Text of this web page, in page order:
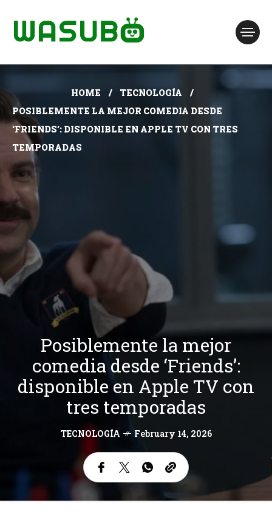
HOME
TECNOLOGÍA
POSIBLEMENTE LA MEJOR COMEDIA DESDE
‘FRIENDS’: DISPONIBLE EN APPLE TV CON TRES
TEMPORADAS
Posiblemente la mejor
comedia desde ‘Friends’:
disponible en Apple TV con
tres temporadas
TECNOLOGÍA February 14, 2026